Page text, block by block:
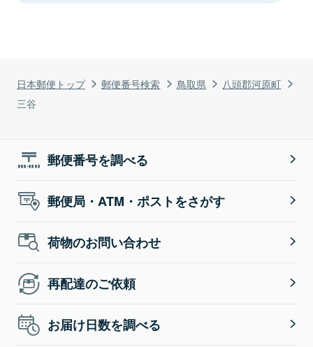
日本郵便トップ 郵便番号検索 鳥取県
八頭郡河原町
三谷
郵便番号を調べる
郵便局・ATM・ポストをさがす
荷物のお問い合わせ
再配達のご依頼
お届け日数を調べる